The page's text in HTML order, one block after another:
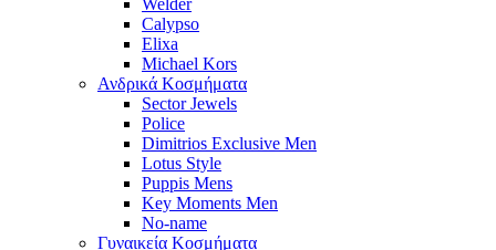
Welder
Calypso
Elixa
Michael Kors
Ανδρικά Κοσμήματα
Sector Jewels
Police
Dimitrios Exclusive Men
Lotus Style
Puppis Mens
Key Moments Men
No-name
Γυναικεία Κοσμήματα